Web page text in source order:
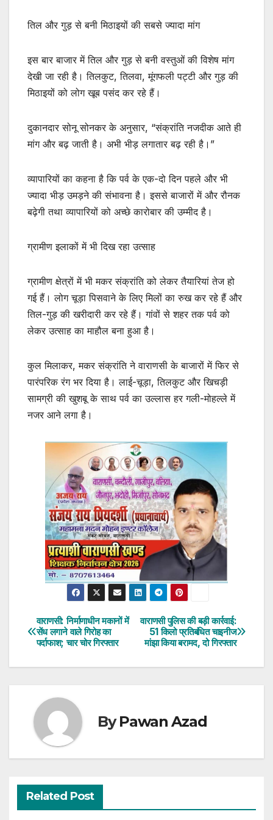
तिल और गुड़ से बनी मिठाइयों की सबसे ज्यादा मांग
इस बार बाजार में तिल और गुड़ से बनी वस्तुओं की विशेष मांग
देखी जा रही है। तिलकुट, तिलवा, मूंगफली पट्टी और गुड़ की
मिठाइयों को लोग खूब पसंद कर रहे हैं।
दुकानदार सोनू सोनकर के अनुसार, “संक्रांति नजदीक आते ही
मांग और बढ़ जाती है। अभी भीड़ लगातार बढ़ रही है।”
व्यापारियों का कहना है कि पर्व के एक-दो दिन पहले और भी
ज्यादा भीड़ उमड़ने की संभावना है। इससे बाजारों में और रौनक
बढ़ेगी तथा व्यापारियों को अच्छे कारोबार की उम्मीद है।
ग्रामीण इलाकों में भी दिख रहा उत्साह
ग्रामीण क्षेत्रों में भी मकर संक्रांति को लेकर तैयारियां तेज हो
गई हैं। लोग चूड़ा पिसवाने के लिए मिलों का रुख कर रहे हैं और
तिल-गुड़ की खरीदारी कर रहे हैं। गांवों से शहर तक पर्व को
लेकर उत्साह का माहौल बना हुआ है।
कुल मिलाकर, मकर संक्रांति ने वाराणसी के बाजारों में फिर से
पारंपरिक रंग भर दिया है। लाई-चूड़ा, तिलकुट और खिचड़ी
सामग्री की खुशबू के साथ पर्व का उल्लास हर गली-मोहल्ले में
नजर आने लगा है।
Post
navigation
वाराणसी पुलिस की बड़ी कार्रवाई:
51 किलो प्रतिबंधित चाइनीज
मांझा किया बरामद, दो गिरफ्तार
वाराणसी: निर्माणाधीन मकानों में
सेंध लगाने वाले गिरोह का
पर्दाफाश; चार चोर गिरफ्तार
ByPawan Azad
Related Post